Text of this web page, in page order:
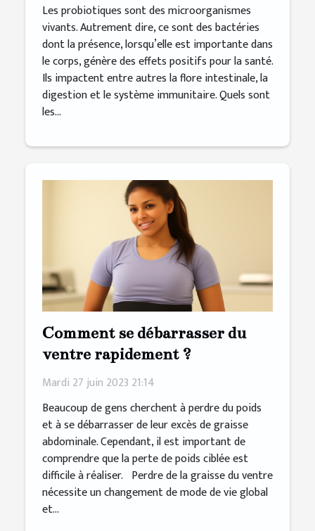
Les probiotiques sont des microorganismes
vivants. Autrement dire, ce sont des bactéries
dont la présence, lorsqu’elle est importante dans
le corps, génère des effets positifs pour la santé.
Ils impactent entre autres la flore intestinale, la
digestion et le système immunitaire. Quels sont
les...
Comment se débarrasser du
ventre rapidement ?
Mardi 27 juin 2023 21:14
Beaucoup de gens cherchent à perdre du poids
et à se débarrasser de leur excès de graisse
abdominale. Cependant, il est important de
comprendre que la perte de poids ciblée est
difficile à réaliser. Perdre de la graisse du ventre
nécessite un changement de mode de vie global
et...